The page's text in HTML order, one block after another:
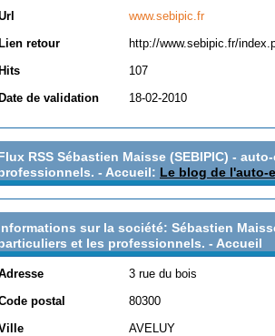
www.sebipic.fr
retour
http://www.sebipic.fr/
107
de validation
18-02-2010
RSS Sébastien Maisse (SEBIPIC) -
- Accueil: Le blog de l'auto-
sur la société: Sébastien
et les professionnels. - Accueil
3 rue du bois
postal
80300
AVELUY